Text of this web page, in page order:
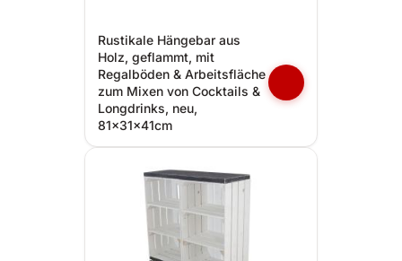
Rustikale Hängebar aus
Holz, geflammt, mit
Regalböden & Arbeitsfläche
zum Mixen von Cocktails &
Longdrinks, neu,
81x31x41cm